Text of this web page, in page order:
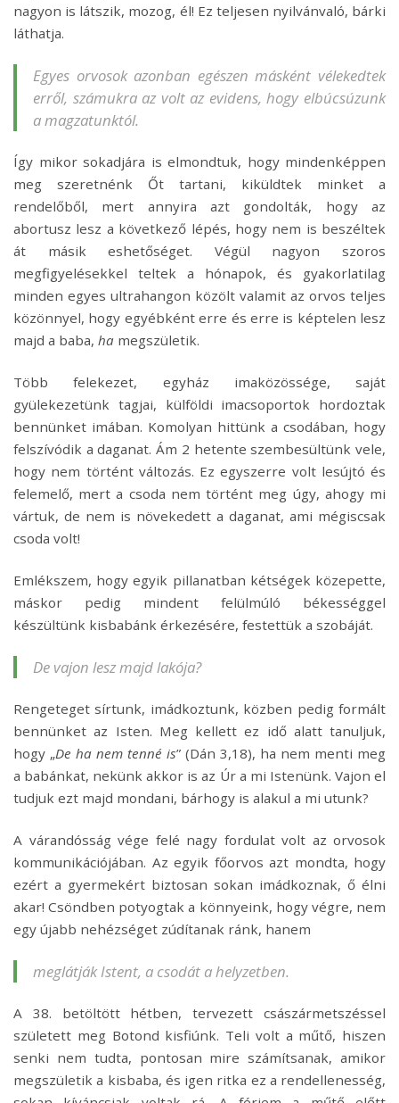
nagyon is látszik, mozog, él! Ez teljesen nyilvánvaló, bárki
láthatja.
Egyes orvosok azonban egészen másként vélekedtek
erről, számukra az volt az evidens, hogy elbúcsúzunk
a magzatunktól.
Így mikor sokadjára is elmondtuk, hogy mindenképpen
meg szeretnénk Őt tartani, kiküldtek minket a
rendelőből, mert annyira azt gondolták, hogy az
abortusz lesz a következő lépés, hogy nem is beszéltek
át másik eshetőséget. Végül nagyon szoros
megfigyelésekkel teltek a hónapok, és gyakorlatilag
minden egyes ultrahangon közölt valamit az orvos teljes
közönnyel, hogy egyébként erre és erre is képtelen lesz
majd a baba, ha megszületik.
Több felekezet, egyház imaközössége, saját
gyülekezetünk tagjai, külföldi imacsoportok hordoztak
bennünket imában. Komolyan hittünk a csodában, hogy
felszívódik a daganat. Ám 2 hetente szembesültünk vele,
hogy nem történt változás. Ez egyszerre volt lesújtó és
felemelő, mert a csoda nem történt meg úgy, ahogy mi
vártuk, de nem is növekedett a daganat, ami mégiscsak
csoda volt!
Emlékszem, hogy egyik pillanatban kétségek közepette,
máskor pedig mindent felülmúló békességgel
készültünk kisbabánk érkezésére, festettük a szobáját.
De vajon lesz majd lakója?
Rengeteget sírtunk, imádkoztunk, közben pedig formált
bennünket az Isten. Meg kellett ez idő alatt tanuljuk,
hogy „De ha nem tenné is” (Dán 3,18), ha nem menti meg
a babánkat, nekünk akkor is az Úr a mi Istenünk. Vajon el
tudjuk ezt majd mondani, bárhogy is alakul a mi utunk?
A várandósság vége felé nagy fordulat volt az orvosok
kommunikációjában. Az egyik főorvos azt mondta, hogy
ezért a gyermekért biztosan sokan imádkoznak, ő élni
akar! Csöndben potyogtak a könnyeink, hogy végre, nem
egy újabb nehézséget zúdítanak ránk, hanem
meglátják Istent, a csodát a helyzetben.
A 38. betöltött hétben, tervezett császármetszéssel
született meg Botond kisfiúnk. Teli volt a műtő, hiszen
senki nem tudta, pontosan mire számítsanak, amikor
megszületik a kisbaba, és igen ritka ez a rendellenesség,